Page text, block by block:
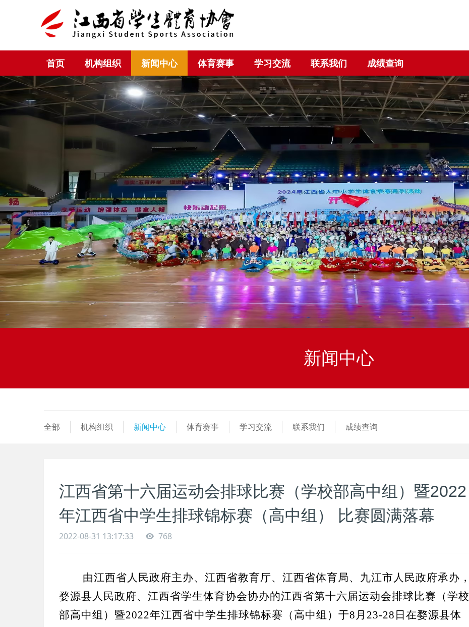
首页 机构组织 新闻中心 体育赛事 学习交流 联系我们 成绩查询
新闻中心
全部 机构组织 新闻中心 体育赛事 学习交流 联系我们 成绩查询
江西省第十六届运动会排球比赛（学校部高中组）暨2022
年江西省中学生排球锦标赛（高中组） 比赛圆满落幕
2022-08-31 13:17:33 768
由江西省人民政府主办、江西省教育厅、江西省体育局、九江市人民政府承办，
婺源县人民政府、江西省学生体育协会协办的江西省第十六届运动会排球比赛（学校
部高中组）暨2022年江西省中学生排球锦标赛（高中组）于8月23-28日在婺源县体